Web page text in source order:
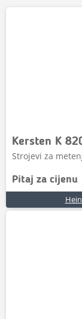
Kersten K
Strojevi za
Pitaj za cijenu